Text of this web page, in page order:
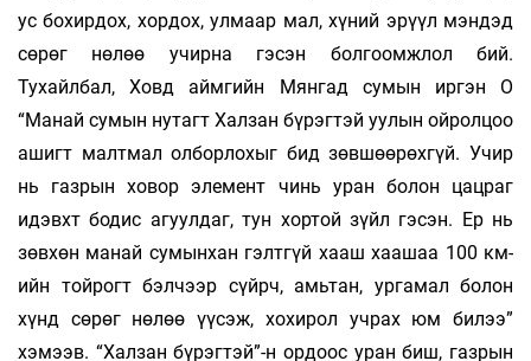
ус бохирдох, хордох, улмаар мал, хүний эрүүл мэндэд
сөрөг нөлөө учирна гэсэн болгоомжлол бий.
Тухайлбал, Ховд аймгийн Мянгад сумын иргэн О
“Манай сумын нутагт Халзан бүрэгтэй уулын ойролцоо
ашигт малтмал олборлохыг бид зөвшөөрөхгүй. Учир
нь газрын ховор элемент чинь уран болон цацраг
идэвхт бодис агуулдаг, тун хортой зүйл гэ­сэн. Ер нь
зөвхөн манай сумынхан гэлтгүй хааш хаашаа 100 км-
ийн тойрогт бэлчээр сүйрч, амьтан, ургамал болон
хүнд сөрөг нө­лөө үүсэж, хохирол учрах юм билээ”
хэмээв. “Халзан бүрэгтэй”-н ордоос уран биш, газрын